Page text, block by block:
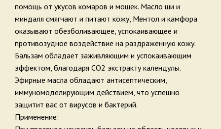
помощь от укусов комаров и мошек. Масло ши и
миндаля смягчают и питают кожу, Ментол и камфора
оказывают обезболивающее, успокаивающее и
противозудное воздействие на раздраженную кожу.
Бальзам обладает заживляющим и успокаивающим
эффектом, благодаря СО2 экстракту календулы.
Эфирные масла обладают антисептическим,
иммуномоделирующим действием, что успешно
защитит вас от вирусов и бактерий.
Применение: